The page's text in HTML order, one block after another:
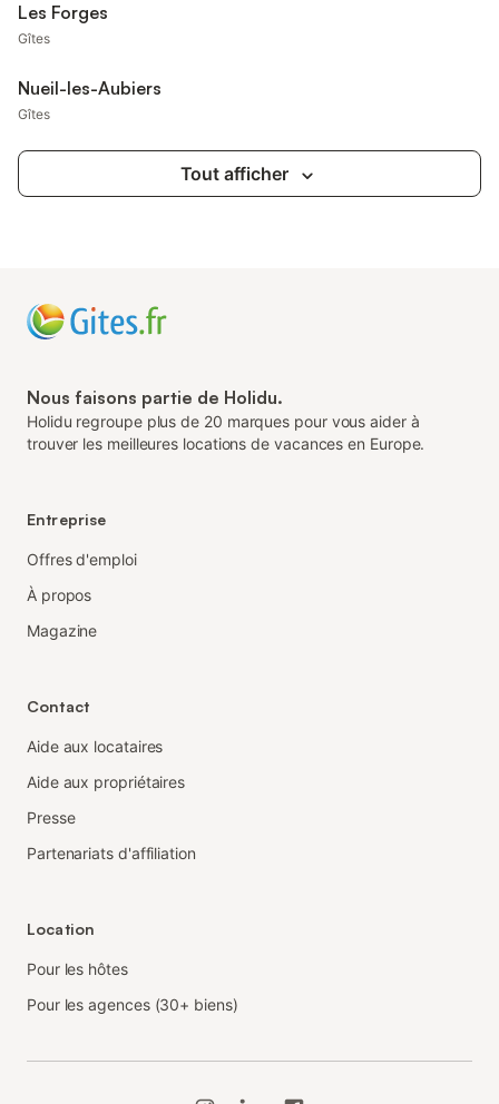
Les Forges
Gîtes
Nueil-les-Aubiers
Gîtes
Tout afficher
Nous faisons partie de Holidu.
Holidu regroupe plus de 20 marques pour vous aider à
trouver les meilleures locations de vacances en Europe.
Entreprise
Offres d'emploi
À propos
Magazine
Contact
Aide aux locataires
Aide aux propriétaires
Presse
Partenariats d'affiliation
Location
Pour les hôtes
Pour les agences (30+ biens)